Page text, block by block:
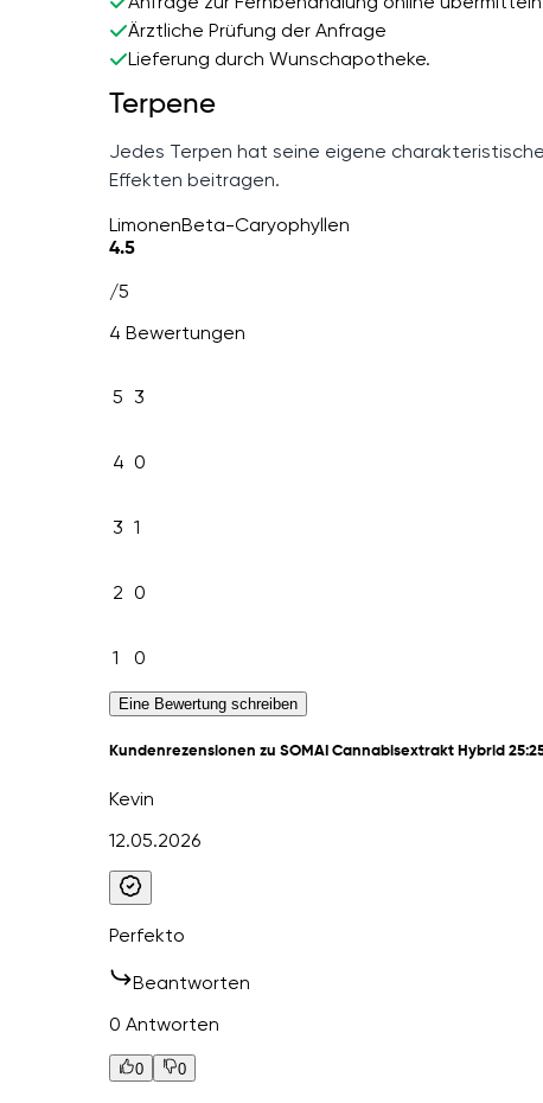
Ärztliche Prüfung der Anfrage
Lieferung durch Wunschapotheke.
Terpene
Jedes Terpen hat seine eigene
Effekten beitragen.
LimonenBeta-Caryophyllen
4.5
/5
4 Bewertungen
5 3
4 0
3 1
2 0
1 0
Eine Bewertung schreiben
Kundenrezensionen zu SOMAI Cannabisextrakt Hybrid
Kevin
12.05.2026
Perfekto
Beantworten
0 Antworten
0 0